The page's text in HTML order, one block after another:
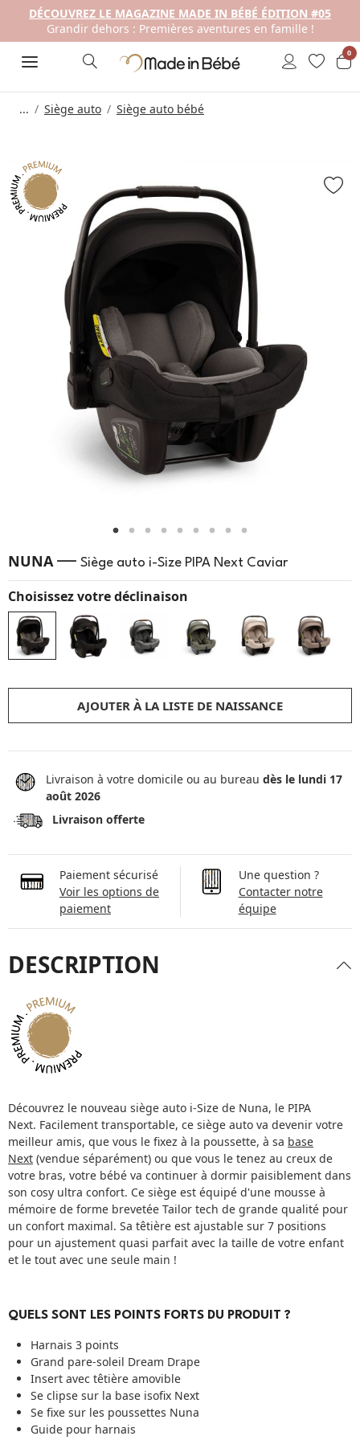
DÉCOUVREZ LE MAGAZINE MADE IN BÉBÉ ÉDITION #05
Grandir dehors : Premières aventures en famille !
0
... Siège auto Siège auto bébé
NUNA — Siège auto i-Size PIPA Next Caviar
Choisissez votre déclinaison
AJOUTER À LA LISTE DE NAISSANCE
Livraison à votre domicile ou au bureaudès le lundi 17
août 2026
Livraison offerte
Paiement sécurisé
Voir les options de
paiement
Une question ?
Contacter notre
équipe
DESCRIPTION
Découvrez le nouveau siège auto i-Size de Nuna, le PIPA
Next. Facilement transportable, ce siège auto va devenir votre
meilleur amis, que vous le fixez à la poussette, à sa base
Next (vendue séparément) ou que vous le tenez au creux de
votre bras, votre bébé va continuer à dormir paisiblement dans
son cosy ultra confort. Ce siège est équipé d'une mousse à
mémoire de forme brevetée Tailor tech de grande qualité pour
un confort maximal. Sa têtière est ajustable sur 7 positions
pour un ajustement quasi parfait avec la taille de votre enfant
et le tout avec une seule main !
QUELS SONT LES POINTS FORTS DU PRODUIT ?
Harnais 3 points
Grand pare-soleil Dream Drape
Insert avec têtière amovible
Se clipse sur la base isofix Next
Se fixe sur les poussettes Nuna
Guide pour harnais